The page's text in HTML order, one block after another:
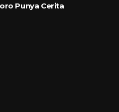
Punya Cerita